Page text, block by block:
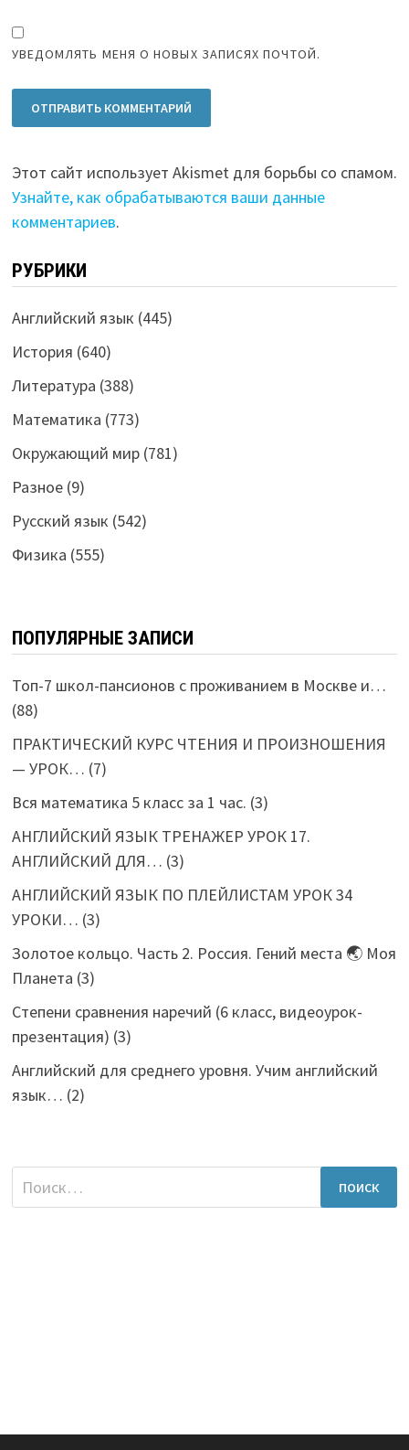
УВЕДОМЛЯТЬ МЕНЯ О НОВЫХ ЗАПИСЯХ ПОЧТОЙ.
Этот сайт использует Akismet для борьбы со спамом.
Узнайте, как обрабатываются ваши данные
комментариев.
РУБРИКИ
Английский язык (445)
История (640)
Литература (388)
Математика (773)
Окружающий мир(781)
Разное(9)
Русский язык (542)
Физика (555)
ПОПУЛЯРНЫЕ ЗАПИСИ
Топ-7 школ-пансионов с проживанием в Москве и…
(88)
ПРАКТИЧЕСКИЙ КУРС ЧТЕНИЯ И ПРОИЗНОШЕНИЯ
— УРОК… (7)
Вся математика 5 класс за 1 час. (3)
АНГЛИЙСКИЙ ЯЗЫК ТРЕНАЖЕР УРОК 17.
АНГЛИЙСКИЙ ДЛЯ… (3)
АНГЛИЙСКИЙ ЯЗЫК ПО ПЛЕЙЛИСТАМ УРОК 34
УРОКИ… (3)
Золотое кольцо. Часть 2. Россия. Гений места 🌏 Моя
Планета (3)
Степени сравнения наречий (6 класс, видеоурок-
презентация) (3)
Английский для среднего уровня. Учим английский
язык… (2)
Найти: